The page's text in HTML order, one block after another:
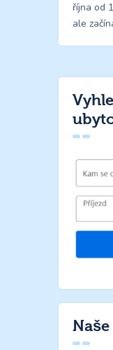
října od
ale